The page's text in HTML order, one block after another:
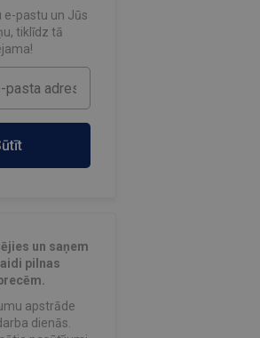
pastu un Jūs
tiklīdz tā
un saņem
pilnas
apstrāde
dienās.